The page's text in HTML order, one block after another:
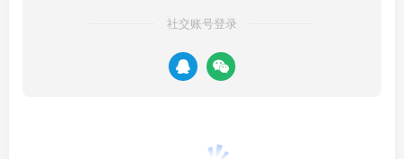
社交账号登录